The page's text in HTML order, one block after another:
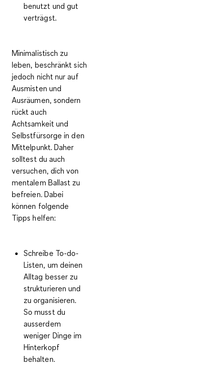
benutzt und gut
verträgst.
Minimalistisch zu
leben, beschränkt sich
jedoch nicht nur auf
Ausmisten und
Ausräumen, sondern
rückt auch
Achtsamkeit und
Selbstfürsorge in den
Mittelpunkt. Daher
solltest du auch
versuchen, dich von
mentalem Ballast zu
befreien. Dabei
können folgende
Tipps helfen:
Schreibe To-do-
Listen, um deinen
Alltag besser zu
strukturieren und
zu organisieren.
So musst du
ausserdem
weniger Dinge im
Hinterkopf
behalten.